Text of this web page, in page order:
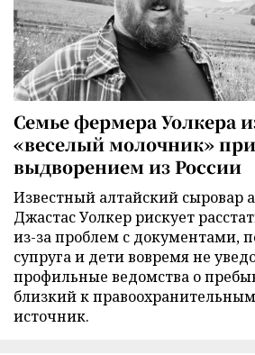
Семье фермера Уолкера
«веселый молочник»
выдворением из России
Известный алтайский сыровар
Джастас Уолкер рискует
из-за проблем с документами,
супруга и дети вовремя не
профильные ведомства о
близкий к
источник.